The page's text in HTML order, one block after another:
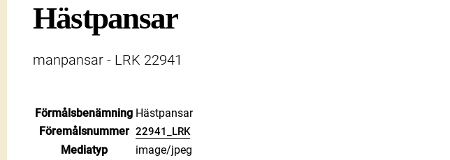
Hästpansar
manpansar - LRK 22941
Förmålsbenämning Hästpansar
Föremålsnummer 22941_LRK
Mediatyp
image/jpeg